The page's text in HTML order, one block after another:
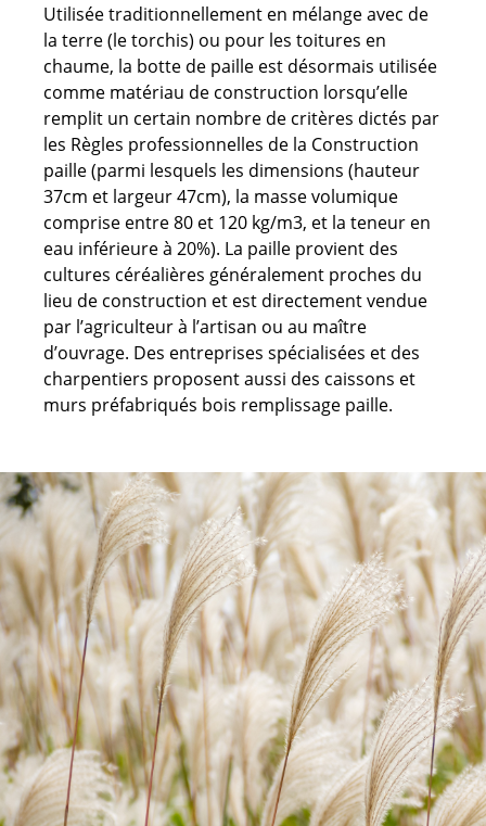
Utilisée traditionnellement en mélange avec de
la terre (le torchis) ou pour les toitures en
chaume, la botte de paille est désormais utilisée
comme matériau de construction lorsqu’elle
remplit un certain nombre de critères dictés par
les Règles professionnelles de la Construction
paille (parmi lesquels les dimensions (hauteur
37cm et largeur 47cm), la masse volumique
comprise entre 80 et 120 kg/m3, et la teneur en
eau inférieure à 20%). La paille provient des
cultures céréalières généralement proches du
lieu de construction et est directement vendue
par l’agriculteur à l’artisan ou au maître
d’ouvrage. Des entreprises spécialisées et des
charpentiers proposent aussi des caissons et
murs préfabriqués bois remplissage paille.